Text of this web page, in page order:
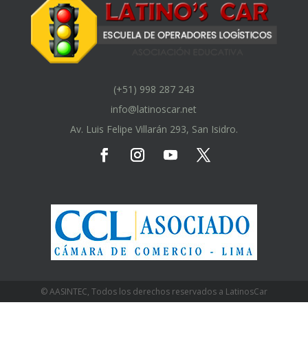
(+51) 998 287 243
info@latinoscar.net
Av. Luis Felipe Villarán 293, San Isidro.
© AASINTEC, Todos los derechos reservados a LatinosCar